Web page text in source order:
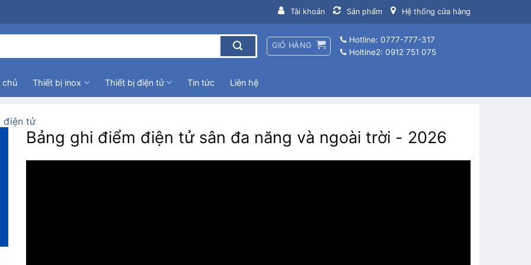
Tài khoản Sản phẩm Hệ thống cửa hàng
GIỎ HÀNG
Hotline: 0777-777-317
Holtine2: 0912 751 075
chủ Thiết bị inox Thiết bị điện tử Tin tức Liên hệ
điện tử
Bảng ghi điểm điện tử sân đa năng và ngoài trời - 2026